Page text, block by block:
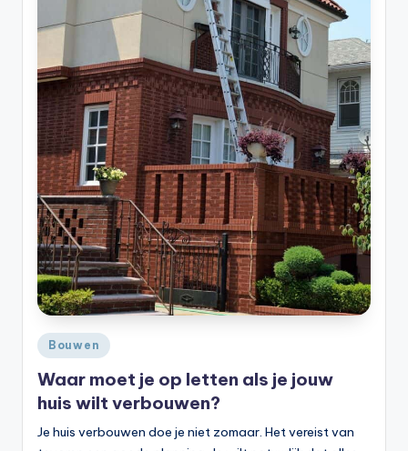
Geplaatst
in
Bouwen
Waar moet je op letten als je jouw
huis wilt verbouwen?
Je huis verbouwen doe je niet zomaar. Het vereist van